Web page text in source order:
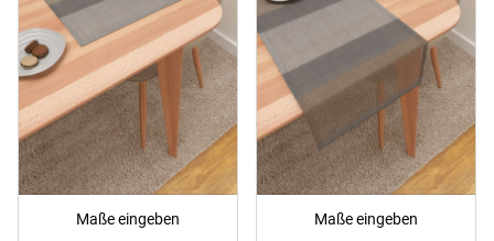
Maße eingeben Maße eingeben